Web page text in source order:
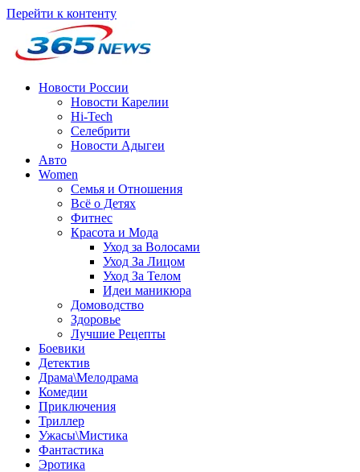
Перейти к контенту
Новости России
Новости Карелии
Hi-Tech
Селебрити
Новости Адыгеи
Авто
Women
Семья и Отношения
Всё о Детях
Фитнес
Красота и Мода
Уход за Волосами
Уход За Лицом
Уход За Телом
Идеи маникюра
Домоводство
Здоровье
Лучшие Рецепты
Боевики
Детектив
Драма\Мелодрама
Комедии
Приключения
Триллер
Ужасы\Мистика
Фантастика
Эротика